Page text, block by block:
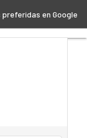
en Google